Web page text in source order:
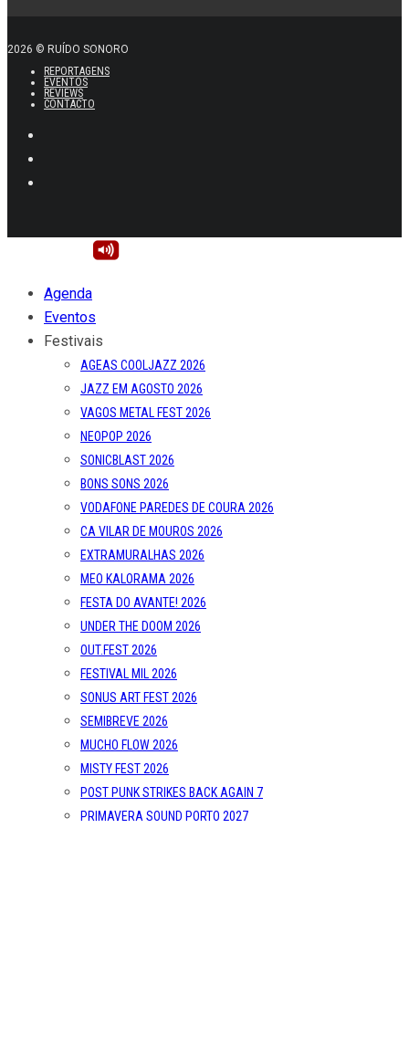
2026 © RUÍDO SONORO
REPORTAGENS
EVENTOS
REVIEWS
CONTACTO
Agenda
Eventos
Festivais
AGEAS COOLJAZZ 2026
JAZZ EM AGOSTO 2026
VAGOS METAL FEST 2026
NEOPOP 2026
SONICBLAST 2026
BONS SONS 2026
VODAFONE PAREDES DE COURA 2026
CA VILAR DE MOUROS 2026
EXTRAMURALHAS 2026
MEO KALORAMA 2026
FESTA DO AVANTE! 2026
UNDER THE DOOM 2026
OUT.FEST 2026
FESTIVAL MIL 2026
SONUS ART FEST 2026
SEMIBREVE 2026
MUCHO FLOW 2026
MISTY FEST 2026
POST PUNK STRIKES BACK AGAIN 7
PRIMAVERA SOUND PORTO 2027